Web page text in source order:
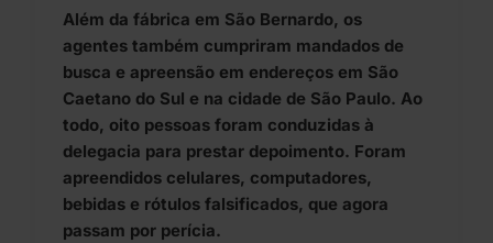
Além da fábrica em São Bernardo, os
agentes também cumpriram mandados de
busca e apreensão em endereços em São
Caetano do Sul e na cidade de São Paulo. Ao
todo, oito pessoas foram conduzidas à
delegacia para prestar depoimento. Foram
apreendidos celulares, computadores,
bebidas e rótulos falsificados, que agora
passam por perícia.